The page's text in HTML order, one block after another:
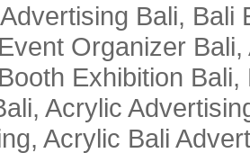
Bali,
Organizer
Exhibition
Acrylic
Acrylic Bali